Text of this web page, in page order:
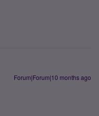
Forum|Forum|10 months ago